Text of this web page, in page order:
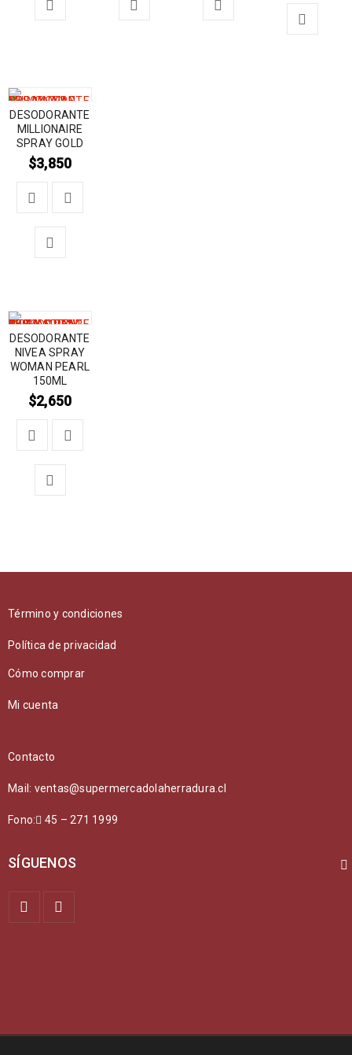
DESODORANTE
MILLIONAIRE
SPRAY GOLD
$3,850
DESODORANTE
NIVEA SPRAY
WOMAN PEARL
150ML
$2,650
Término y condiciones
Política de privacidad
Cómo comprar
Mi cuenta
Contacto
Mail: ventas@supermercadolaherradura.cl
Fono: 45 – 271 1999
SÍGUENOS